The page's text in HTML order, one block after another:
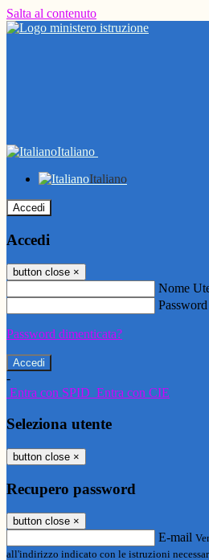
Salta al contenuto
Italiano
Italiano
Accedi
Accedi
button close ×
Nome
Password
Password dimenticata?
-
Entra con SPID Entra con CIE
Seleziona utente
button close ×
Recupero password
button close ×
E-mail
all'indirizzo indicato con le istruzioni